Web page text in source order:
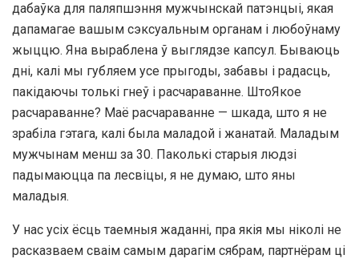
дабаўка для паляпшэння мужчынскай патэнцыі, якая
дапамагае вашым сэксуальным органам і любоўнаму
жыццю. Яна выраблена ў выглядзе капсул. Бываюць
дні, калі мы губляем усе прыгоды, забавы і радасць,
пакідаючы толькі гнеў і расчараванне. ШтоЯкое
расчараванне? Маё расчараванне — шкада, што я не
зрабіла гэтага, калі была маладой і жанатай. Маладым
мужчынам менш за 30. Паколькі старыя людзі
падымаюцца па лесвіцы, я не думаю, што яны
маладыя.
У нас усіх ёсць таемныя жаданні, пра якія мы ніколі не
расказваем сваім самым дарагім сябрам, партнёрам ці